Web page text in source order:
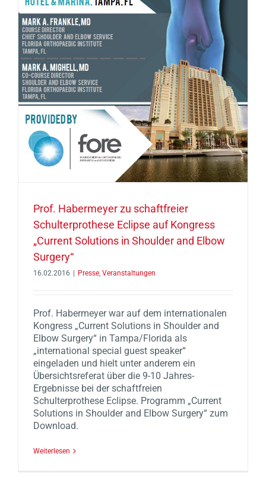
Prof. Habermeyer zu schaftfreier
Schulterprothese Eclipse auf Kongress
„Current Solutions in Shoulder and Elbow
Surgery“
16.02.2016 | Presse Veranstaltungen
Prof. Habermeyer war auf dem internationalen
Kongress „Current Solutions in Shoulder and
Elbow Surgery“ in Tampa/Florida als
„international special guest speaker“
eingeladen und hielt unter anderem ein
Übersichtsreferat über die 9-10 Jahres-
Ergebnisse bei der schaftfreien
Schulterprothese Eclipse. Programm „Current
Solutions in Shoulder and Elbow Surgery“ zum
Download.
Weiterlesen